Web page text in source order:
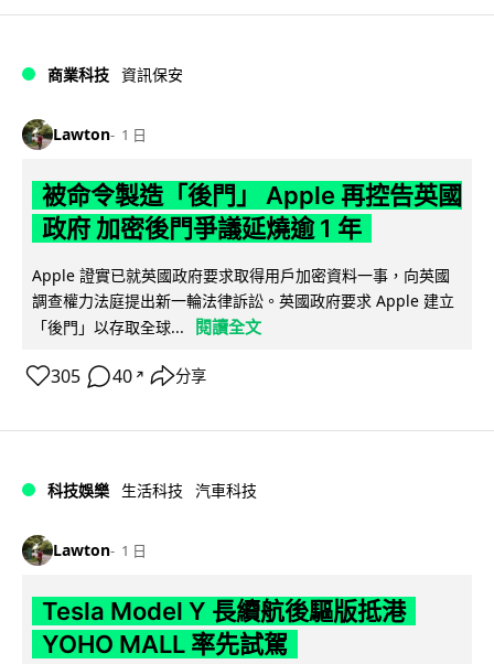
商業科技 資訊保安
Lawton 1 日
被命令製造「後門」 Apple 再控告英國
政府 加密後門爭議延燒逾 1 年
Apple 證實已就英國政府要求取得用戶加密資料一事，向英國
調查權力法庭提出新一輪法律訴訟。英國政府要求 Apple 建立
「後門」以存取全球...
閱讀全文
305 40 ↗ 分享
科技娛樂 生活科技 汽車科技
Lawton 1 日
Tesla Model Y 長續航後驅版抵港
YOHO MALL 率先試駕